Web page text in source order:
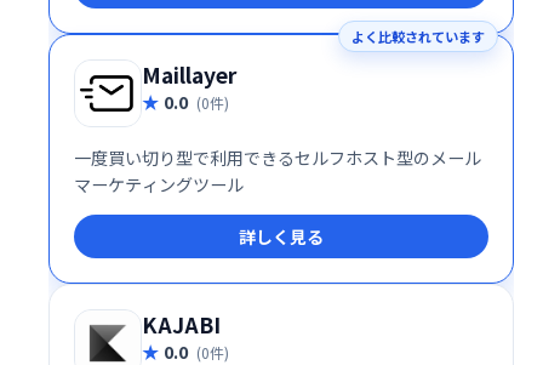
よく比較されています
Maillayer
0.0 (0件)
一度買い切り型で利用できるセルフホスト型のメール
マーケティングツール
詳しく見る
KAJABI
0.0 (0件)